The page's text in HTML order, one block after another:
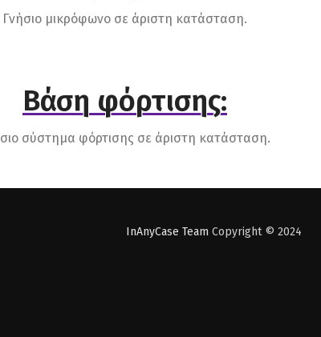
Γνήσιο μικρόφωνο σε άριστη κατάσταση.
Βάση φόρτισης:
σύστημα φόρτισης σε άριστη κατάσταση.
InAnyCase Team Copyright © 2024